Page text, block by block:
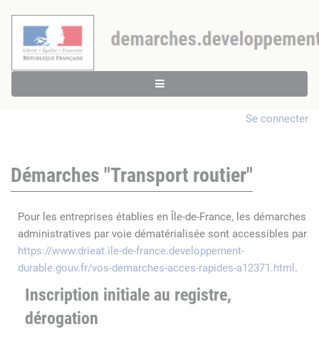
Se connecter
Démarches "Transport routier"
Pour les entreprises établies en Île-de-France, les démarches
administratives par voie dématérialisée sont accessibles par
https://www.drieat.ile-de-france.developpement-
durable.gouv.fr/vos-demarches-acces-rapides-a12371.html .
Inscription initiale au registre,
dérogation